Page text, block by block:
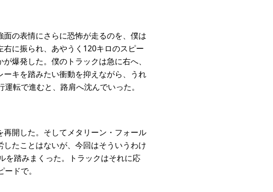
の表情にさらに恐怖が走るのを、僕は
に振られ、あやうく120キロのスピー
爆発した。僕のトラックは急に右へ、
キを踏みたい衝動を抑えながら、うれ
転で進むと、路肩へ沈んでいった。
開した。そしてメタリーン・フォール
たことはないが、今回はそういうわけ
を踏みまくった。トラックはそれに応
ドで。